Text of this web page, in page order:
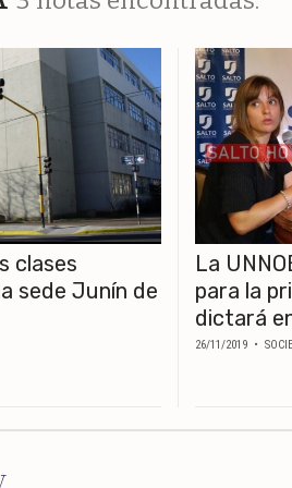
clases
sede Junín de
La
para la
dictará
26/11/2019 •